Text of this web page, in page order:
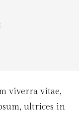
viverra vitae,
ultrices in